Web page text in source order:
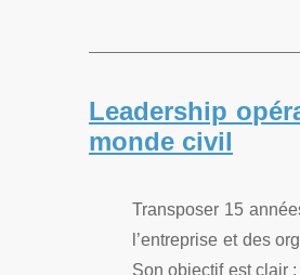
Leadership
monde civil
Transposer 15
l’entreprise et des
Son objectif est clair